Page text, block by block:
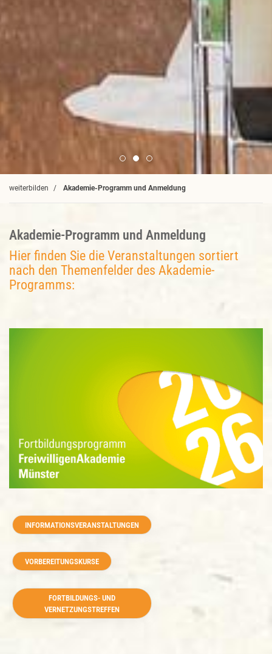
weiterbilden Akademie-Programm und Anmeldung
Akademie-Programm und Anmeldung
Hier finden Sie die Veranstaltungen sortiert
nach den Themenfelder des Akademie-
Programms:
INFORMATIONSVERANSTALTUNGEN
VORBEREITUNGSKURSE
FORTBILDUNGS- UND
VERNETZUNGSTREFFEN